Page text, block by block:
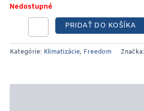
Nedostupné
PRIDAŤ DO KOŠÍKA
Kategórie: Klimatizácie, Freedom Značka: